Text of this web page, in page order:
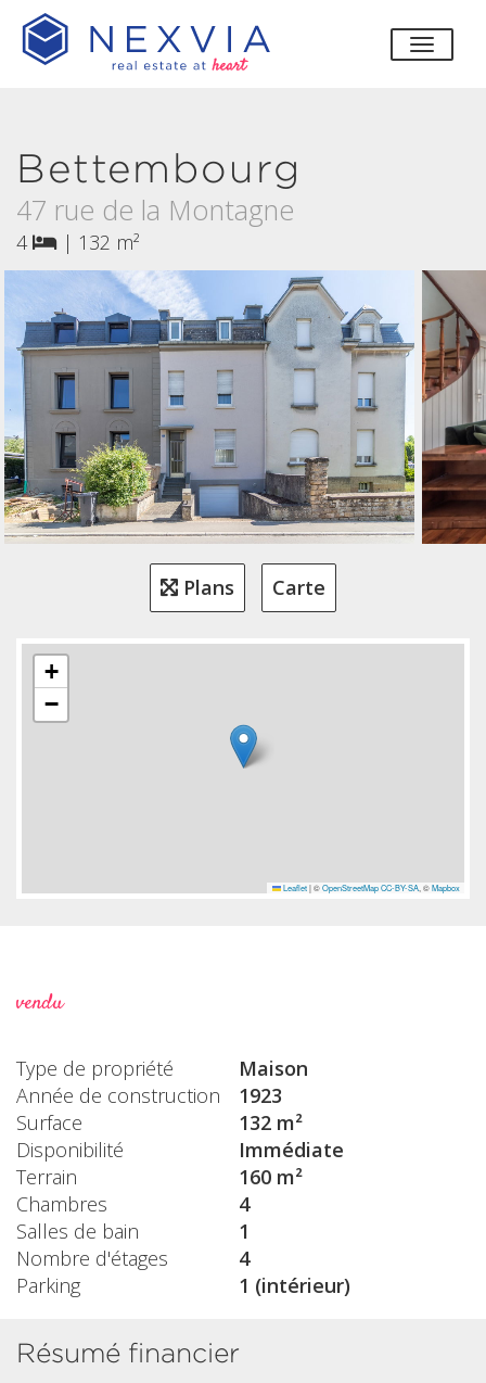
Bettembourg
47 rue de la Montagne
4 | 132 m²
Plans Carte
+
−
Leaflet |©OpenStreetMap CC-BY-SA, ©Mapbox
vendu
Type de propriété
Maison
Année de construction
1923
Surface
132 m²
Disponibilité
Immédiate
Terrain
160 m²
Chambres
4
Salles de bain
1
Nombre d'étages
4
Parking
1 (intérieur)
Résumé financier